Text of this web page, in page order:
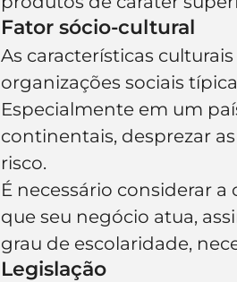
Fator sócio-cultural
As características
organizações sociais
Especialmente em um
continentais, desprezar
risco.
É necessário considerar
que seu negócio atua,
grau de escolaridade,
Legislação